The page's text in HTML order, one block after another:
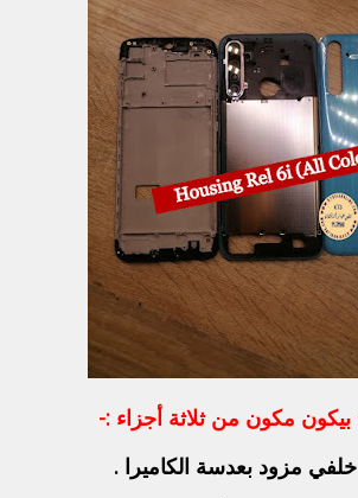
بيكون مكون من ثلاثة أجزاء :-
خلفي مزود بعدسة الكاميرا .